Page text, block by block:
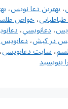
،بهترین دعا نویس،
،خواص
،دعانويسي،
در کیش،دعانویس
،سایت دعانویسی،
بنویسید